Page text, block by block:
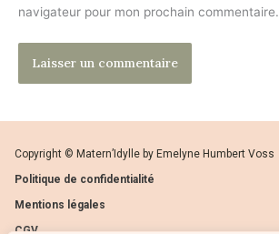
navigateur pour mon prochain commentaire.
Copyright © Matern’Idylle by Emelyne Humbert Voss
Politique de confidentialité
Mentions légales
CGV